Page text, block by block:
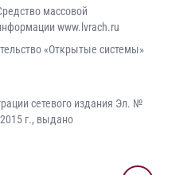
массовой
www.lvrach.ru
«Открытые системы»
сетевого издания Эл. №
г., выдано